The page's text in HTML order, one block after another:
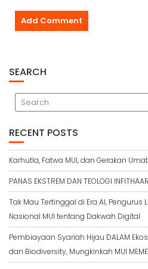
SEARCH
RECENT POSTS
Karhutla, Fatwa MUI, dan Gerakan
PANAS EKSTREM DAN TEOLOGI INFITHAAR
Tak Mau Tertinggal di Era AI, Pengurus
Nasional MUI tentang Dakwah Digital
Pembiayaan Syariah Hijau DALAM
dan Biodiversity, Mungkinkah MUI